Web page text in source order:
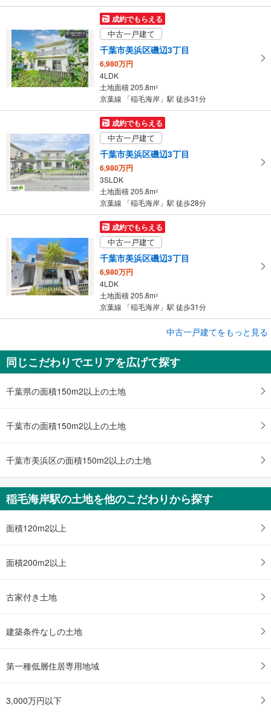
成約でもらえる
中古一戸建て
千葉市美浜区磯辺3丁目
6,980万円
4LDK
土地面積 205.8m2
京葉線 「稲毛海岸」駅 徒歩31分
成約でもらえる
中古一戸建て
千葉市美浜区磯辺3丁目
6,980万円
3SLDK
土地面積 205.8m2
京葉線 「稲毛海岸」駅 徒歩28分
成約でもらえる
中古一戸建て
千葉市美浜区磯辺3丁目
6,980万円
4LDK
土地面積 205.8m2
京葉線 「稲毛海岸」駅 徒歩31分
千葉市美浜区磯辺1丁目
6,990万円
1SLDK
土地面積 195.41m
京葉線 「稲毛海岸」駅 徒歩15分
中古一戸建てをもっと見る
同じこだわりでエリアを広げて探す
千葉県の面積150m2以上の土地
千葉市の面積150m2以上の土地
千葉市美浜区の面積150m2以上の土地
稲毛海岸駅の土地を他のこだわりから探す
面積120m2以上
面積200m2以上
古家付き土地
建築条件なしの土地
第一種低層住居専用地域
3,000万円以下